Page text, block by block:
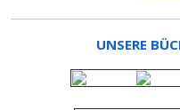
UNSERE